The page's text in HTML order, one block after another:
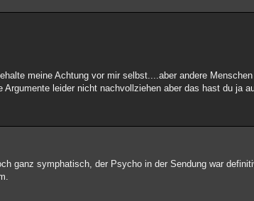
meine Achtung vor mir selbst....aber andere
Argumente leider nicht nachvollziehen aber das hast du ja
ganz symphatisch, der Psycho in der Sendung war